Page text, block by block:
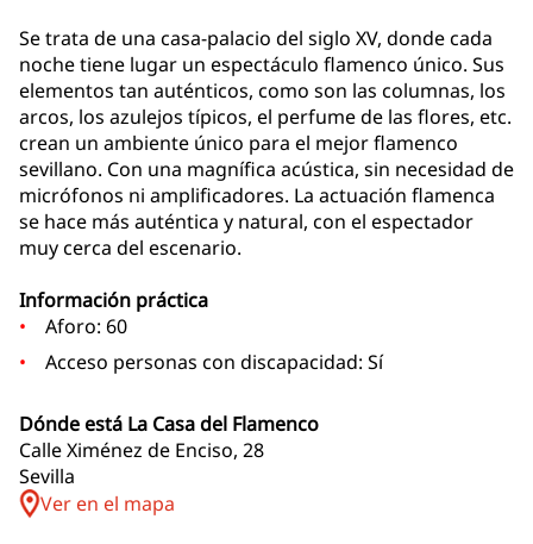
Se trata de una casa-palacio del siglo XV, donde cada
noche tiene lugar un espectáculo flamenco único. Sus
elementos tan auténticos, como son las columnas, los
arcos, los azulejos típicos, el perfume de las flores, etc.
crean un ambiente único para el mejor flamenco
sevillano. Con una magnífica acústica, sin necesidad de
micrófonos ni amplificadores. La actuación flamenca
se hace más auténtica y natural, con el espectador
muy cerca del escenario.
Información práctica
Aforo: 60
Acceso personas con discapacidad: Sí
Dónde está La Casa del Flamenco
Calle Ximénez de Enciso, 28
Sevilla
Ver en el mapa